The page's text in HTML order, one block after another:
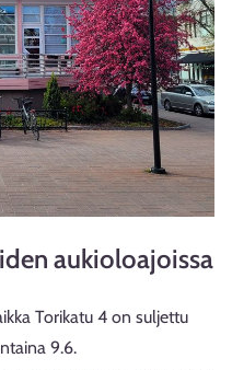
aukioloajoissa
Torikatu 4 on suljettu
9.6.